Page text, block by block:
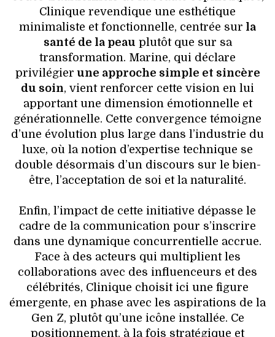
Clinique revendique une esthétique
minimaliste et fonctionnelle, centrée sur la
santé de la peau plutôt que sur sa
transformation. Marine, qui déclare
privilégier une approche simple et sincère
du soin, vient renforcer cette vision en lui
apportant une dimension émotionnelle et
générationnelle. Cette convergence témoigne
d’une évolution plus large dans l’industrie du
luxe, où la notion d’expertise technique se
double désormais d’un discours sur le bien-
être, l’acceptation de soi et la naturalité.
Enfin, l’impact de cette initiative dépasse le
cadre de la communication pour s’inscrire
dans une dynamique concurrentielle accrue.
Face à des acteurs qui multiplient les
collaborations avec des influenceurs et des
célébrités, Clinique choisit ici une figure
émergente, en phase avec les aspirations de la
Gen Z, plutôt qu’une icône installée. Ce
positionnement, à la fois stratégique et